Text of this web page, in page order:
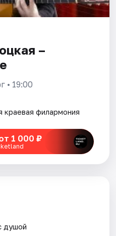
–
• 19:00
краевая филармония
1 000 ₽
душой